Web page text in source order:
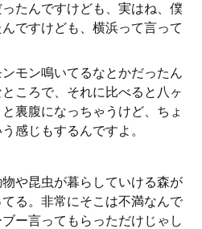
たんですけども、実はね、僕
ですけども、横浜って言って
モン鳴いてるなとかだったん
ころで、それに比べると八ヶ
裏腹になっちゃうけど、ちょ
感じもするんですよ。
や昆虫が暮らしていける森が
る。非常にそこは不満なんで
ー言ってもらっただけじゃし